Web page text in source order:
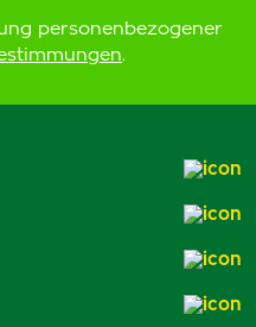
personenbezogener
.